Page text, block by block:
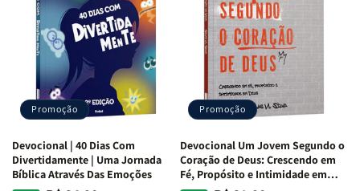
Isabelle
S.
Alves
Isabelle
S.
Alves
Bíblia
Equipe
Teológica
Penkal
Bíblia
|
Equipe
Teológica
Penkal
Promoção
Devocional | 40 Dias Com
Divertidamente | Uma Jornada
Bíblica Através Das Emoções
Promoção
Devocional Um Jovem Segundo o
Coração de Deus: Crescendo em
Fé, Propósito e Intimidade em